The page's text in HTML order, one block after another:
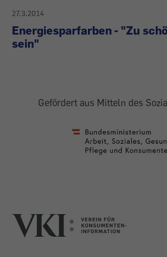
27.3.2014
Energiesparfarben - "Zu
sein"
Gefördert aus Mitteln des